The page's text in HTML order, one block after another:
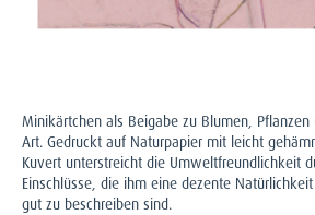
Minikärtchen als Beigabe zu Blumen, Pflanzen
Art. Gedruckt auf Naturpapier mit leicht
Kuvert unterstreicht die Umweltfreundlichkeit
Einschlüsse, die ihm eine dezente
gut zu beschreiben sind.